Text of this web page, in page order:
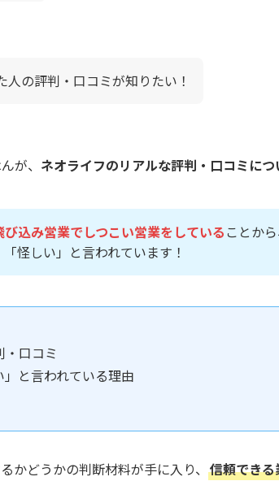
の評判・口コミが知りたい！
が、 ネオライフのリアルな評判・口コミにつ
び込み営業でしつこい営業をしている ことか
怪しい」と言われています！
口コミ
と言われている理由
かどうかの判断材料が手に入り、 信頼でき